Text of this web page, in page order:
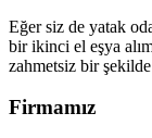
Eğer siz de yatak
bir ikinci el eşya
zahmetsiz bir
Firmamız